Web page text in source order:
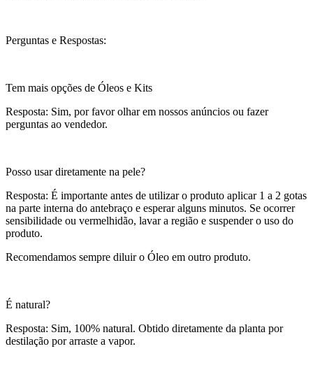
Perguntas e Respostas:
Tem mais opções de Óleos e Kits
Resposta: Sim, por favor olhar em nossos anúncios ou fazer
perguntas ao vendedor.
Posso usar diretamente na pele?
Resposta: É importante antes de utilizar o produto aplicar 1 a 2 gotas
na parte interna do antebraço e esperar alguns minutos. Se ocorrer
sensibilidade ou vermelhidão, lavar a região e suspender o uso do
produto.
Recomendamos sempre diluir o Óleo em outro produto.
É natural?
Resposta: Sim, 100% natural. Obtido diretamente da planta por
destilação por arraste a vapor.